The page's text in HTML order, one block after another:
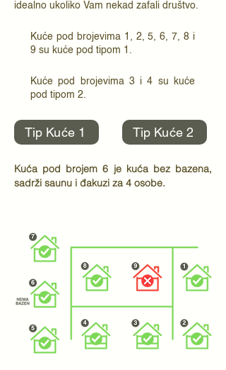
idealno ukoliko Vam nekad zafali društvo.
Kuće pod brojevima 1, 2, 5, 6, 7, 8 i
9 su kuće pod tipom 1.
Kuće pod brojevima 3 i 4 su kuće
pod tipom 2.
Tip Kuće 1 Tip Kuće 2
Kuća pod brojem 6 je kuća bez bazena,
sadrži saunu i đakuzi za 4 osobe.